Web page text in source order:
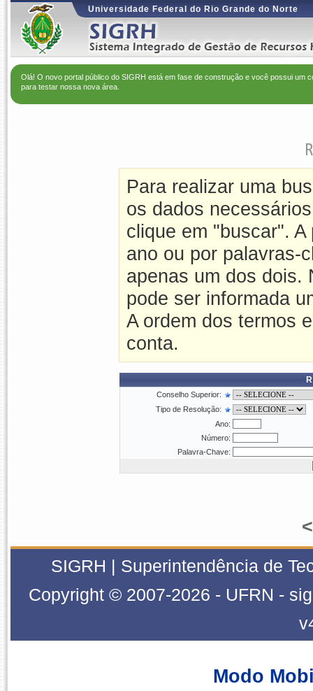
Universidade Federal do Rio Grande do Norte
Olá! O novo portal público do SIGRH está em fase de construção e você possui um
para testar nossa nova área.
Para realizar uma
os dados
clique em "buscar".
ano ou por palavras-
apenas um dos dois.
pode ser informada
A ordem dos termos
conta.
Conselho Superior:
Tipo de Resolução:
Ano:
Número:
Palavra-Chave:
SIGRH | Superintendência de
Copyright © 2007-2026 - UFRN -
Modo